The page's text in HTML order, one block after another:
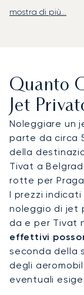
LunaJets
Bocche di
a sedere
privacy totale.
per il noleggio
Montenegro in
l'atterraggio.
Con due
il primo broker
certificazione
impegno per
flessibilità. Per
arrivo durante
alto profilo e
accesso
mostra di più...
Quanto
Jet
Noleggiare un
parte da circa
della
Tivat a
rotte per
I prezzi
noleggio di jet
da e per Tivat
effettivi
seconda della
degli
eventuali